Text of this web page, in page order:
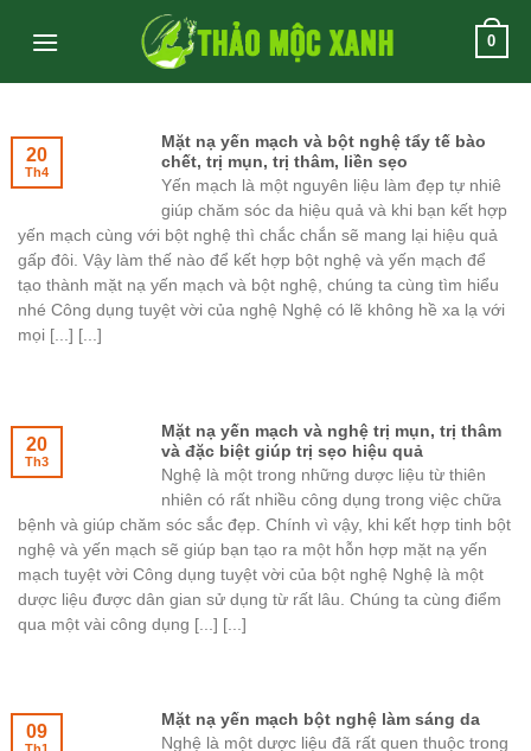
0
Mặt nạ yến mạch và bột nghệ tẩy tế bào
chết, trị mụn, trị thâm, liền sẹo
Yến mạch là một nguyên liệu làm đẹp tự nhiê
giúp chăm sóc da hiệu quả và khi bạn kết hợp
yến mạch cùng với bột nghệ thì chắc chắn sẽ mang lại hiệu quả
gấp đôi. Vậy làm thế nào để kết hợp bột nghệ và yến mạch để
tạo thành mặt nạ yến mạch và bột nghệ, chúng ta cùng tìm hiểu
nhé Công dụng tuyệt vời của nghệ Nghệ có lẽ không hề xa lạ với
mọi [...] [...]
20
Th4
Mặt nạ yến mạch và nghệ trị mụn, trị thâm
và đặc biệt giúp trị sẹo hiệu quả
Nghệ là một trong những dược liệu từ thiên
nhiên có rất nhiều công dụng trong việc chữa
bệnh và giúp chăm sóc sắc đẹp. Chính vì vậy, khi kết hợp tinh bột
nghệ và yến mạch sẽ giúp bạn tạo ra một hỗn hợp mặt nạ yến
mạch tuyệt vời Công dụng tuyệt vời của bột nghệ Nghệ là một
dược liệu được dân gian sử dụng từ rất lâu. Chúng ta cùng điểm
qua một vài công dụng [...] [...]
20
Th3
Mặt nạ yến mạch bột nghệ làm sáng da
Nghệ là một dược liệu đã rất quen thuộc trong
09